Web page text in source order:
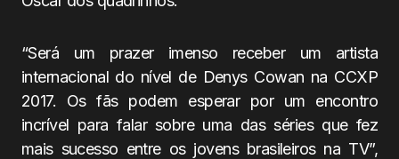
“Será um prazer imenso receber um artista
internacional do nível de Denys Cowan na CCXP
2017. Os fãs podem esperar por um encontro
incrível para falar sobre uma das séries que fez
mais sucesso entre os jovens brasileiros na TV”,